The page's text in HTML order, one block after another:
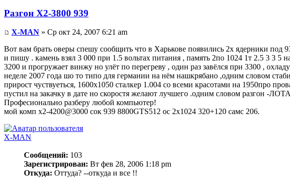
Разгон Х2-3800 939
X-MAN » Ср окт 24, 2007 6:21 am
Вот вам брать оверы спешу сообщить что в Харькове появились 2х ядерники под
и пишу . камень взял 3 000 при 1.5 вольтах питания , память 2по 1024 1т 2.5 3 3 5
3200 и прогружает винжу но улёт по перегреву , один раз завёлся при 3300 ,
неделе 2007 года шо то типо для германии на нём нашкрябано ,одним словом
прирост чуствуеться, 1600х1050 сталкер 1.004 со всеми красотами на 1950про
пустил на закачку в дате но скоростя желают лучшего .одним словом разгон -
Професионально разберу любой компьютер!
мой комп х2-4200@3000 сок 939 8800GTS512 oc 2x1024 320+120 самс 206.
X-MAN
Сообщений: 103
Зарегистрирован: Вт фев 28, 2006 1:18 pm
Откуда: Оттуда? --откуда и все !!